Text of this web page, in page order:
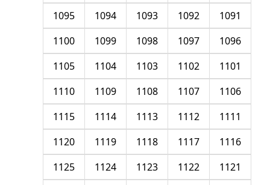
1091
1092
1093
1094
1095
1096
1097
1098
1099
1100
1101
1102
1103
1104
1105
1106
1107
1108
1109
1110
1111
1112
1113
1114
1115
1116
1117
1118
1119
1120
1121
1122
1123
1124
1125